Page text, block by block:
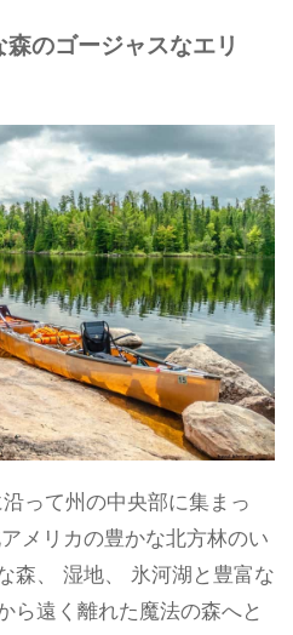
のゴージャスなエリ
って州の中央部に集まっ
メリカの豊かな北方林のい
森、 湿地、 氷河湖と豊富な
ら遠く離れた魔法の森へと